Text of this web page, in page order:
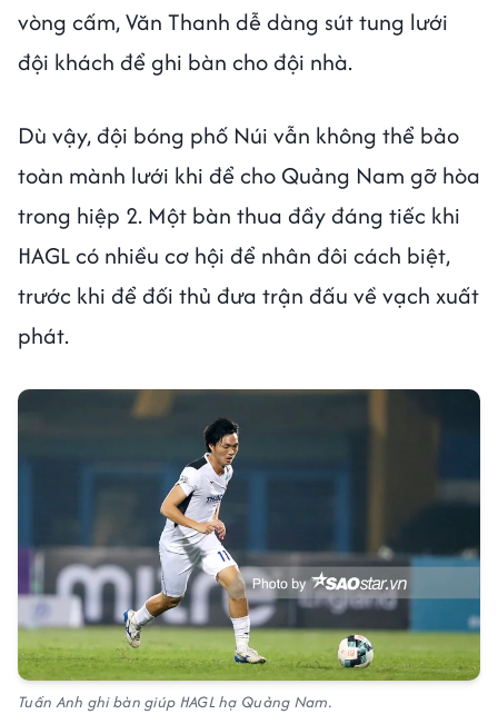
vòng cấm, Văn Thanh dễ dàng sút tung lưới
đội khách để ghi bàn cho đội nhà.
Dù vậy, đội bóng phố Núi vẫn không thể bảo
toàn mành lưới khi để cho Quảng Nam gỡ hòa
trong hiệp 2. Một bàn thua đầy đáng tiếc khi
HAGL có nhiều cơ hội để nhân đôi cách biệt,
trước khi để đối thủ đưa trận đấu về vạch xuất
phát.
Tuấn Anh ghi bàn giúp HAGL hạ Quảng Nam.